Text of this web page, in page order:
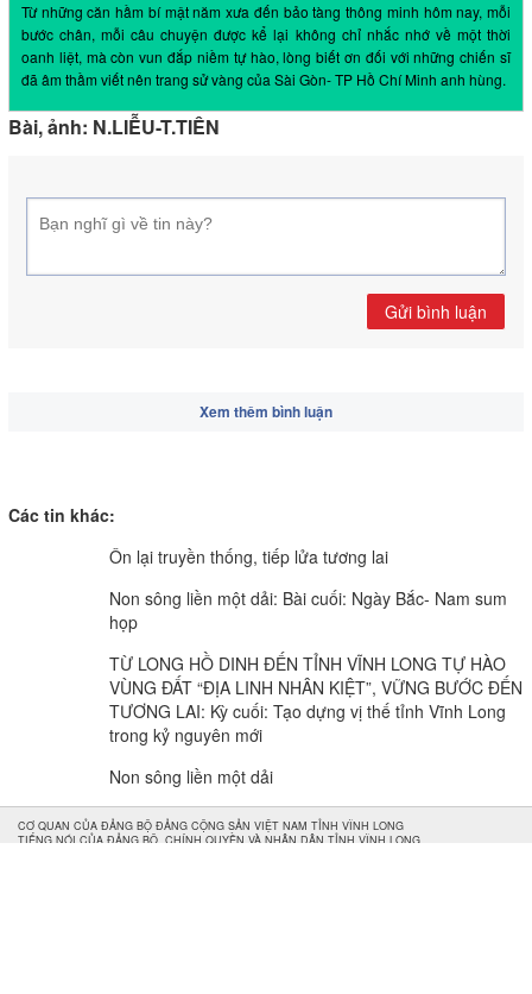
Từ những căn hầm bí mật năm xưa đến bảo tàng thông minh hôm nay, mỗi
bước chân, mỗi câu chuyện được kể lại không chỉ nhắc nhớ về một thời
oanh liệt, mà còn vun đắp niềm tự hào, lòng biết ơn đối với những chiến sĩ
đã âm thầm viết nên trang sử vàng của Sài Gòn- TP Hồ Chí Minh anh hùng.
Bài, ảnh: N.LIỄU-T.TIÊN
Gửi bình luận
Xem thêm bình luận
Các tin khác:
Ôn lại truyền thống, tiếp lửa tương lai
Non sông liền một dải: Bài cuối: Ngày Bắc- Nam sum
họp
TỪ LONG HỒ DINH ĐẾN TỈNH VĨNH LONG TỰ HÀO
VÙNG ĐẤT “ĐỊA LINH NHÂN KIỆT”, VỮNG BƯỚC ĐẾN
TƯƠNG LAI: Kỳ cuối: Tạo dựng vị thế tỉnh Vĩnh Long
trong kỷ nguyên mới
Non sông liền một dải
CƠ QUAN CỦA ĐẢNG BỘ ĐẢNG CỘNG SẢN VIỆT NAM TỈNH VĨNH LONG
TIẾNG NÓI CỦA ĐẢNG BỘ, CHÍNH QUYỀN VÀ NHÂN DÂN TỈNH VĨNH LONG.